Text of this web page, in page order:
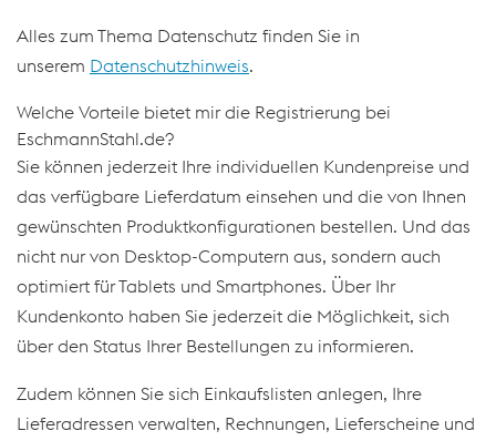
Alles zum Thema Datenschutz finden Sie in
unserem Datenschutzhinweis.
Welche Vorteile bietet mir die Registrierung bei
EschmannStahl.de?
Sie können jederzeit Ihre individuellen Kundenpreise und
das verfügbare Lieferdatum einsehen und die von Ihnen
gewünschten Produktkonfigurationen bestellen. Und das
nicht nur von Desktop-Computern aus, sondern auch
optimiert für Tablets und Smartphones. Über Ihr
Kundenkonto haben Sie jederzeit die Möglichkeit, sich
über den Status Ihrer Bestellungen zu informieren.
Zudem können Sie sich Einkaufslisten anlegen, Ihre
Lieferadressen verwalten, Rechnungen, Lieferscheine und